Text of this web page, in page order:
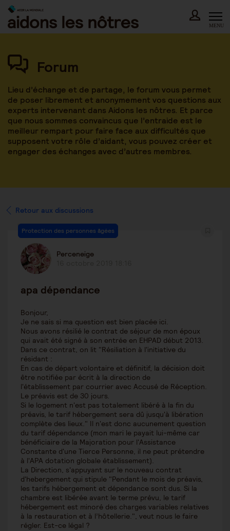
Skip
content
MENU
Forum
Lieu d’échange et de partage, le forum vous permet
de poser librement et anonymement vos questions aux
experts intervenant dans Aidons les nôtres. Et parce
que nous sommes convaincus que l’entraide est le
meilleur rempart pour faire face aux difficultés que
supposent votre rôle d’aidant, vous pouvez créer et
engager des échanges avec d’autres membres.
Retour aux discussions
Protection des personnes âgées
Perceneige
apa dépendance
Bonjour,
Je ne sais si ma question est bien placée ici.
Nous avons résilié le contrat de séjour de mon époux
qui avait été signé à son entrée en EHPAD début 2013.
Dans ce contrat, on lit "Résiliation à l'initiative du
résidant :
En cas de départ volontaire et définitif, la décision doit
être notifiée par écrit à la direction de
l'établissement par courrier avec Accusé de Réception.
Le préavis est de 30 jours.
Si le logement n'est pas totalement libéré à la fin du
préavis, le tarif hébergement sera dû jusqu'à libération
complète des lieux." Il n'est donc aucunement question
du tarif dépendance (mon mari le payait lui-même car
bénéficiaire de la Majoration pour l'Assistance
Constante d'une Tierce Personne, il ne peut prétendre
à l'APA dotation globale établissement).
La Direction, s'appuyant sur le nouveau contrat
d'hebergement qui stipule "Pendant le mois de préavis,
les tarifs hébergement et dépendance sont dus. Si la
chambre est libérée avant le terme prévu, le tarif
hébergement est minoré des charges variables relatives
à la restauration et à l’hôtellerie.", veut nous le faire
régler. Est-ce légal ?